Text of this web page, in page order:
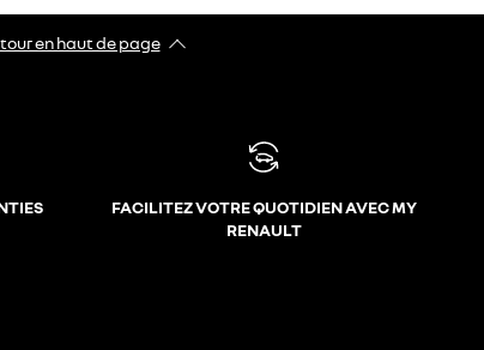
en haut de page​
FACILITEZ VOTRE QUOTIDIEN AVEC MY
RENAULT